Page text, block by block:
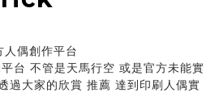
偶創作平台
台 不管是天馬行空 或是官方未能實
過大家的欣賞 推薦 達到印刷人偶實